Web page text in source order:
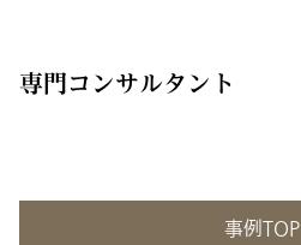
専門コンサルタント
事例TOP